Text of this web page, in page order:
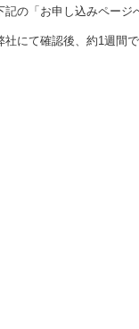
の「お申し込みページ
にて確認後、約1週間